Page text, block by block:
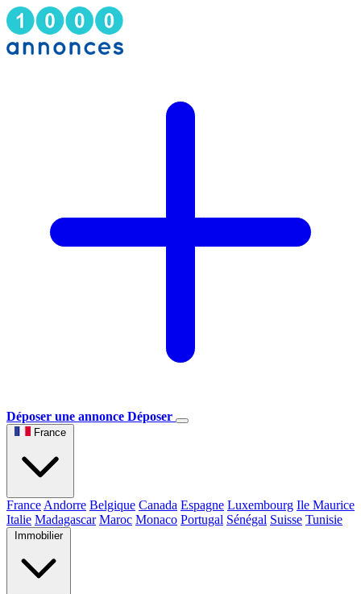
Déposer une annonce Déposer
France
France Andorre Belgique Canada Espagne Luxembourg Ile Maurice
Italie Madagascar Maroc Monaco Portugal Sénégal Suisse Tunisie
Immobilier